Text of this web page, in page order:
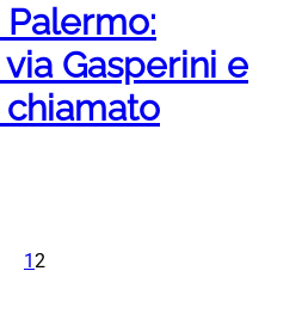
Gasperini e
1 2